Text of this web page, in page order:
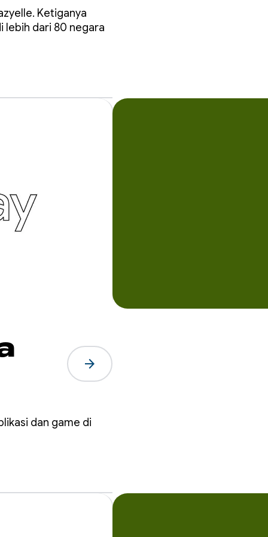
Ketiganya
lebih dari 80 negara
di
arrow_forward
dan game di